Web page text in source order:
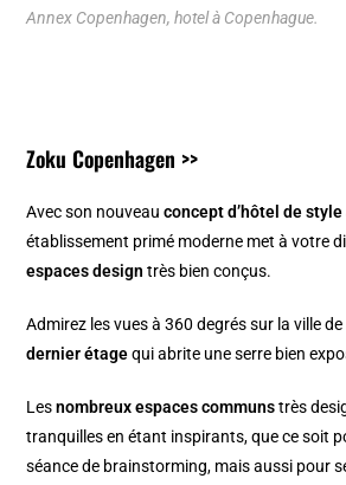
Annex Copenhagen, hotel à Copenhague.
Zoku Copenhagen >>
Avec son nouveauconcept d’hôtel de
établissement primé moderne met à votre
espaces design très bien conçus.
Admirez les vues à 360 degrés sur la ville
dernier étagequi abrite une serre bien
Lesnombreux espaces communstrès
tranquilles en étant inspirants, que ce soit
séance de brainstorming, mais aussi pour